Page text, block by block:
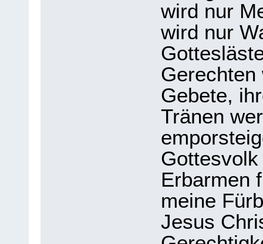
wird nur
wird nur
Gerechten
Gebete,
Tränen
Erbarmen
meine
Jesus